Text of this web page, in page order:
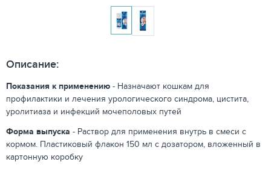
Описание:
Показания к применению - Назначают кошкам для
профилактики и лечения урологического синдрома, цистита,
уролитиаза и инфекций мочеполовых путей
Форма выпуска - Раствор для применения внутрь в смеси с
кормом. Пластиковый флакон 150 мл с дозатором, вложенный в
картонную коробку